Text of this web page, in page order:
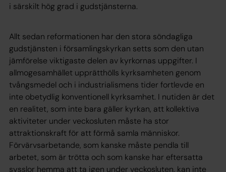
i särskilt hög grad i gudstjänsterna.
Allt sedan reformationen har den stora söndagliga
gudstjänsten i församlingskyrkan setts som den utan
jämförelse viktigaste delen av kyrkornas uppgifter. I
allmogesamhället upprätthölls kyrksamheten genom
tvångsmedel och i industrialismens tider fortlevde en
inte obetydlig konventionell kyrksamhet. I nutiden är det
en realitet, som inte bara gäller kyrkan, att kollektiva
aktiviteter under veckosluten måste ha stor
attraktionskraft för att förmå samla människor.
Förvärvsarbetande, som kanske måste pendla till
arbetet, som är trötta och som kanske har eftersatta
sysslor hemma att ta igen under veckosluten, kan inte